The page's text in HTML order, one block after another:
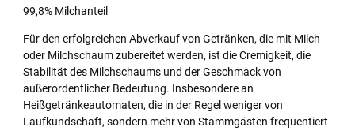
99,8% Milchanteil
Für den erfolgreichen Abverkauf von Getränken, die mit Milch
oder Milchschaum zubereitet werden, ist die Cremigkeit, die
Stabilität des Milchschaums und der Geschmack von
außerordentlicher Bedeutung. Insbesondere an
Heißgetränkeautomaten, die in der Regel weniger von
Laufkundschaft, sondern mehr von Stammgästen frequentiert